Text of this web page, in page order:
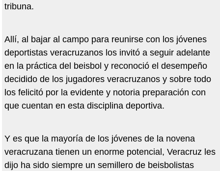
tribuna.
Allí, al bajar al campo para reunirse con los jóvenes
deportistas veracruzanos los invitó a seguir adelante
en la práctica del beisbol y reconoció el desempeño
decidido de los jugadores veracruzanos y sobre todo
los felicitó por la evidente y notoria preparación con
que cuentan en esta disciplina deportiva.
Y es que la mayoría de los jóvenes de la novena
veracruzana tienen un enorme potencial, Veracruz les
dijo ha sido siempre un semillero de beisbolistas